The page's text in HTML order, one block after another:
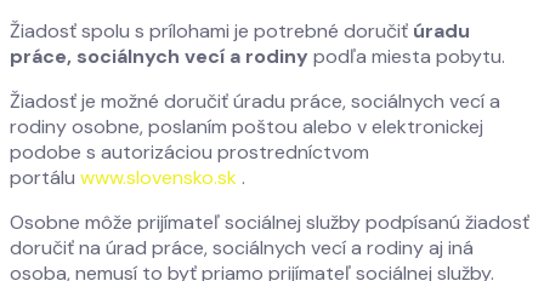
Žiadosť spolu s prílohami je potrebné doručiť úradu
práce, sociálnych vecí a rodiny podľa miesta pobytu.
Žiadosť je možné doručiť úradu práce, sociálnych vecí a
rodiny osobne, poslaním poštou alebo v elektronickej
podobe s autorizáciou prostredníctvom
portálu www.slovensko.sk .
Osobne môže prijímateľ sociálnej služby podpísanú žiadosť
doručiť na úrad práce, sociálnych vecí a rodiny aj iná
osoba, nemusí to byť priamo prijímateľ sociálnej služby.